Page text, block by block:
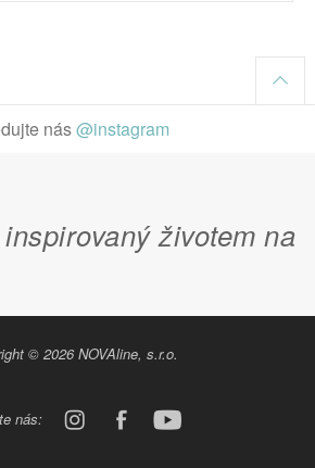
nás@instagram
životem na
© 2026 NOVAline, s.r.o.
nás: